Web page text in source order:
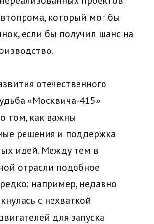
который мог бы
если бы получил шанс на
отечественного
«Москвича-415»
том, как важны
решения и поддержка
идей. Между тем в
отрасли подобное
например, недавно
с нехваткой
для запуска